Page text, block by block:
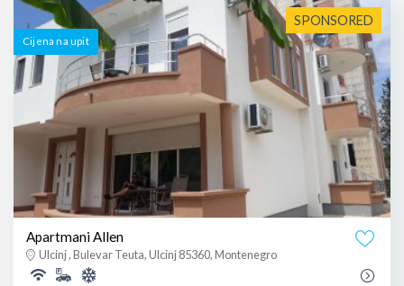
SPONSORED
Cijena na upit
Apartmani Allen
Ulcinj , Bulevar Teuta, Ulcinj 85360, Montenegro